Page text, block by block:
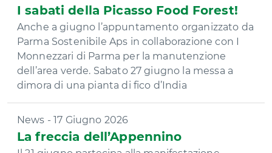
I sabati della Picasso Food Forest!
Anche a giugno l’appuntamento organizzato da
Parma Sostenibile Aps in collaborazione con I
Monnezzari di Parma per la manutenzione
dell’area verde. Sabato 27 giugno la messa a
dimora di una pianta di fico d’India
News - 17 Giugno 2026
La freccia dell’Appennino